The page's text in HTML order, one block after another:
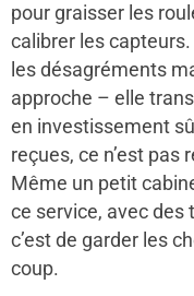
pour graisser les
calibrer les
les désagréments
approche – elle
en investissement
reçues, ce n’est pas
Même un petit
ce service, avec des
c’est de garder les
coup.